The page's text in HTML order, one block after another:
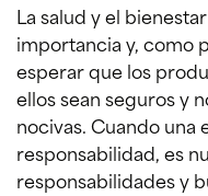
La salud y el
importancia y, como
esperar que los
ellos sean seguros y
nocivas. Cuando
responsabilidad, es
responsabilidades y